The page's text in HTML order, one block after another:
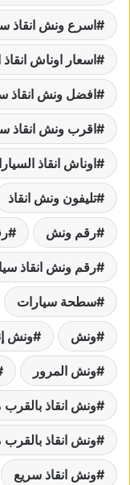
اسرع ونش انقاذ
اسعار اوناش
افضل ونش انقاذ
اقرب ونش انقاذ
اوناش انقاذ
تليفون ونش انقاذ
رقم ونش
رقم ونش انقاذ
سطحة سيارات
ونش ونش
ونش المرور
ونش انقاذ
ونش انقاذ
ونش انقاذ سريع